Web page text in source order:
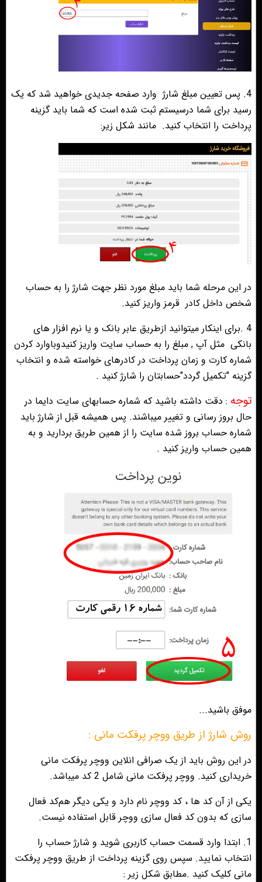
4. پس تعیین مبلغ شارژ
وارد صفحه جدیدی خواهید شد که یک
رسید برای شما درسیستم ثبت شده است که شما باید گزینه
پرداخت را انتخاب کنید. مانند شکل زیر:
در این مرحله شما باید مبلغ مورد نظر جهت شارژ را به حساب
شخص داخل کادر قرمز واریز کنید.
4 .برای اینکار میتوانید ازطریق عابر بانک و یا نرم افزار های
بانکی مثل آپ , مبلغ را به حساب سایت واریز کنیدوباوارد کردن
شماره کارت و زمان پرداخت در کادرهای خواسته شده و انتخاب
گزینه "تکمیل گردد"حسابتان را شارژ کنید .
توجه : دقت داشته باشید که شماره حسابهای سایت دایما در
حال بروز رسانی و تغییر میباشند. پس همیشه قبل از شارژ باید
شماره حساب بروز شده سایت را از همین طریق بردارید و به
همین حساب واریز کنید .
موفق باشید...
روش شارژ از طریق ووچر پرفکت مانی :
در این روش باید از یک ‌صرافی انلاین ووچر پرفکت مانی
خریداری کنید. ووچر پرفکت مانی شامل 2 کد میباشد.
یکی از آن کد ها ، کد ووچر نام دارد و یکی دیگر هم‌کد فعال
سازی که بدون کد فعال سازی ووچر قابل استفاده نیست.
1. ابتدا وارد قسمت حساب کاربری شوید و شارژ حساب را
انتخاب نمایید. سپس روی گزینه پرداخت از طریق ووچر پرفکت
مانی کلیک کنید .مطابق شکل زیر :